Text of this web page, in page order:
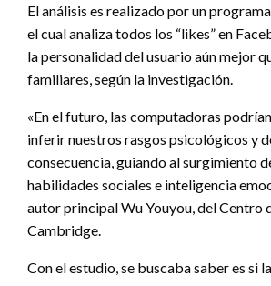
El análisis es realizado por un
el cual analiza todos los “likes” en
la personalidad del usuario aún mejor
familiares, según la investigación.
«En el futuro, las computadoras
inferir nuestros rasgos psicológicos y
consecuencia, guiando al surgimiento
habilidades sociales e inteligencia
autor principal Wu Youyou, del Centro
Cambridge.
Con el estudio, se buscaba saber es si